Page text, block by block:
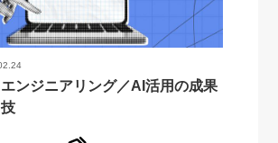
ンジニアリング／AI活用の成果